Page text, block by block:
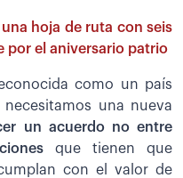
una hoja de ruta con seis
por el aniversario patrio
como un país
una nueva
un acuerdo no entre
que tienen que
con el valor de